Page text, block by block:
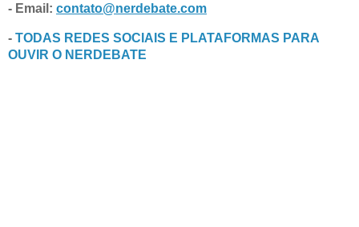
- Email: contato@nerdebate.com
- TODAS REDES SOCIAIS E PLATAFORMAS PARA
OUVIR O NERDEBATE